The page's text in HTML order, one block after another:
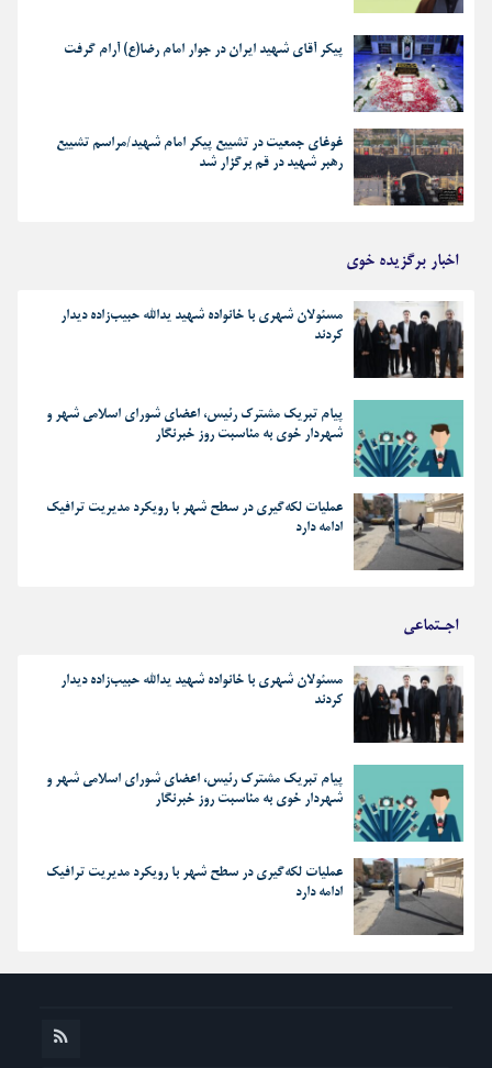
پیکر آقای شهید ایران در جوار امام رضا(ع) آرام گرفت
غوغای جمعیت در تشییع پیکر امام شهید/مراسم تشییع
رهبر شهید در قم برگزار شد
اخبار برگزیده خوی
مسئولان شهری با خانواده شهید یدالله حبیب‌زاده دیدار
کردند
پیام تبریک مشترک رئیس، اعضای شورای اسلامی شهر و
شهردار خوی به مناسبت روز خبرنگار
عملیات لکه‌گیری در سطح شهر با رویکرد مدیریت ترافیک
ادامه دارد
اجـتماعی
مسئولان شهری با خانواده شهید یدالله حبیب‌زاده دیدار
کردند
پیام تبریک مشترک رئیس، اعضای شورای اسلامی شهر و
شهردار خوی به مناسبت روز خبرنگار
عملیات لکه‌گیری در سطح شهر با رویکرد مدیریت ترافیک
ادامه دارد